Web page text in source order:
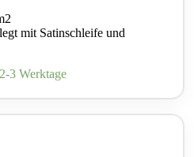
mit Satinschleife und
3 Werktage